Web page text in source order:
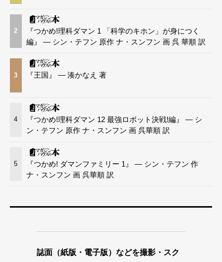
2
『つかめ!理科ダマン 1 「科学のキホン」が身につく
編』 — シン・テフン 原作 ナ・スンフン 画 呉 華順 訳
3 『王国』 — 湊かなえ 著
4
『つかめ!理科ダマン 12 最強ロボット決戦!編』 — シ
ン・テフン 原作 ナ・スンフン 画 呉華順 訳
5
『つかめ! ダマンファミリー 1』 — シン・テフン 作
ナ・スンフン 画 呉華順 訳
誌面（紙版・電子版）などを撮影・スク